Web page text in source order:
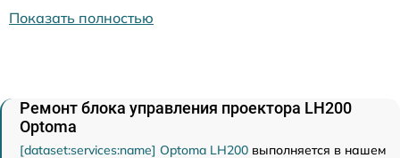
Показать полностью
Ремонт блока управления проектора LH200
Optoma
[dataset:services:name] Optoma LH200 выполняется в нашем